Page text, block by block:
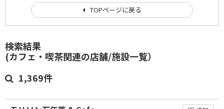
検索結果
(カフェ・喫茶関連の店舗/施設一覧）
1,369件
TOPページに戻る